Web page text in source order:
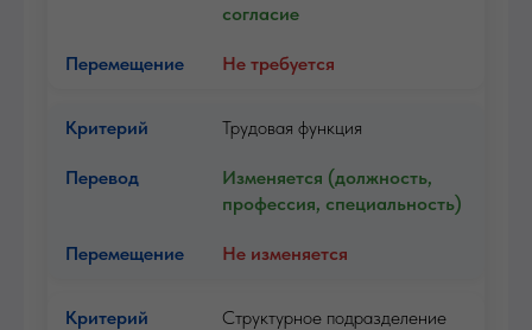
согласие
Не требуется
Трудовая функция
Изменяется (должность,
профессия, специальность)
Не изменяется
Структурное подразделение